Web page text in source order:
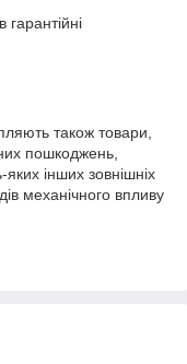
також товари,
пошкоджень,
інших зовнішніх
механічного впливу